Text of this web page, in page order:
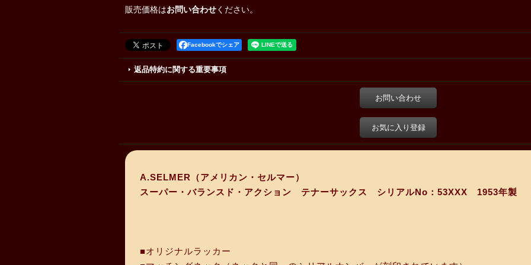
販売価格はお問い合わせください。
Facebookでシェア
返品特約に関する重要事項
お問い合わせ
お気に入り登録
A.SELMER（アメリカン・セルマー）
スーパー・バランスド・アクション テナーサックス シリアルNo：53XXX 1953年製 【
■オリジナルラッカー